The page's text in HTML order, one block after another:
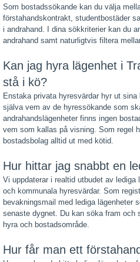
Som bostadssökande kan du välja
förstahandskontrakt, studentbostäder
i andrahand. I dina sökkriterier kan du
andrahand samt naturligtvis filtera
Kan jag hyra lägenhet i
stå i kö?
Enstaka privata hyresvärdar hyr ut
själva vem av de hyressökande som
andrahandslägenheter finns ingen
vem som kallas på visning. Som regel
bostadsbolag alltid ut med kötid.
Hur hittar jag snabbt en
Vi uppdaterar i realtid utbudet av
och kommunala hyresvärdar. Som
bevakningsmail med lediga lägenheter
senaste dygnet. Du kan söka fram och
hyra och bostadsområde.
Hur får man ett